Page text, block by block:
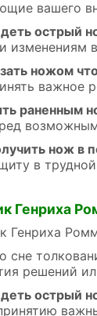
вашего
острый
изменениям
ножом
важное
раненным
нож в
в
Генриха
Генриха
сне
решений
острый